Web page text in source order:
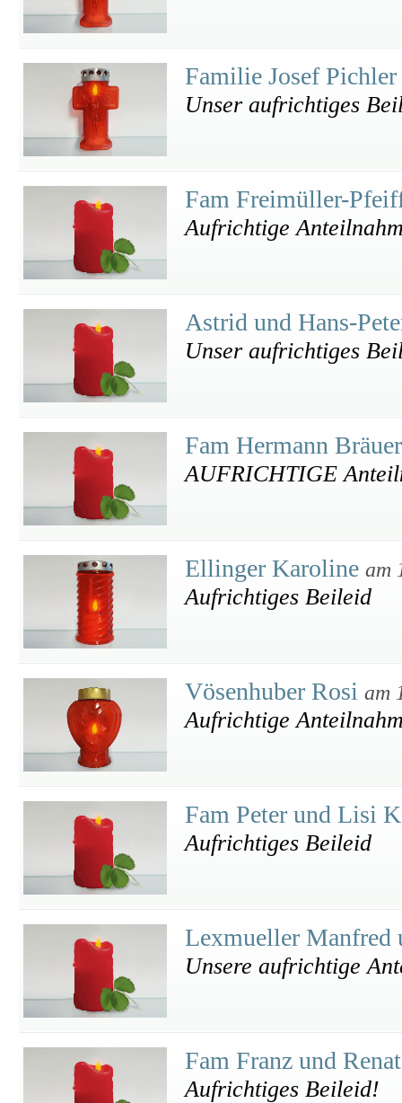
Familie Josef Pichler
Unser aufrichtiges
Fam Freimüller-
Aufrichtige
Astrid und Hans-
Unser aufrichtiges
Fam Hermann
AUFRICHTIGE
Ellinger Karoline am
Aufrichtiges Beileid
Vösenhuber Rosi am
Aufrichtige
Fam Peter und Lisi
Aufrichtiges Beileid
Lexmueller
Unsere aufrichtige
Fam Franz und
Aufrichtiges Beileid!